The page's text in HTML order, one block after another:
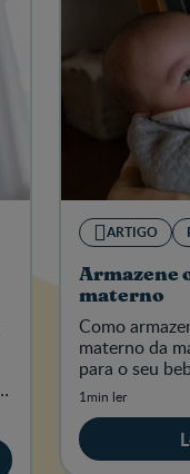
ARTIGO
Armazene
materno
Como
materno da
para o seu
1min ler